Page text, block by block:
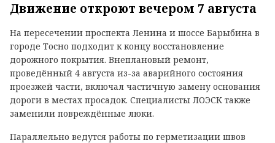
Движение откроют вечером 7 августа
На пересечении проспекта Ленина и шоссе Барыбина в
городе Тосно подходит к концу восстановление
дорожного покрытия. Внеплановый ремонт,
проведённый 4 августа из-за аварийного состояния
проезжей части, включал частичную замену основания
дороги в местах просадок. Специалисты ЛОЭСК также
заменили повреждённые люки.
Параллельно ведутся работы по герметизации швов